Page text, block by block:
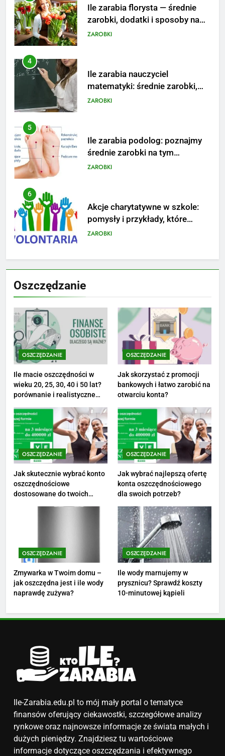
Ile zarabia nauczyciel
matematyki: średnie zarobki,
dodatki i perspektywy
ZAROBKI
5
Ile zarabia podolog: poznajmy
średnie zarobki na tym
stanowisku
ZAROBKI
6
Akcje charytatywne w szkole:
pomysły i przykłady, które
zainspirują
ZAROBKI
7
Jak przygotować się finansowo
na narodziny dziecka: ile to
kosztuje i jak zaplanować
PORADY
8
1
Ile zarabia striptizer: poznaj
aktualne stawki męskiego
striptizera
ZAROBKI
2
Ile zarabia psycholog szkolny:
poznaj średnie zarobki na tym
stanowisku
ZAROBKI
3
Ile zarabia florysta — średnie
zarobki, dodatki i sposoby na
podwyżkę
ZAROBKI
Ile zarabia nauczyciel
matematyki: średnie zarobki,
dodatki i perspektywy
ZAROBKI
5
średnie zarobki na tym
Akcje charytatywne w szkole:
pomysły i przykłady, które
ZAROBKI
7
Jak przygotować się finansowo
na narodziny dziecka: ile to
Oszczędzanie
OSZCZĘDZANIE
Ile macie oszczędności w
wieku 20, 25, 30, 40 i 50 lat?
porównanie i realistyczne
OSZCZĘDZANIE
Jak skorzystać z promocji
bankowych i łatwo zarobić na
otwarciu konta?
OSZCZĘDZANIE
Jak skutecznie wybrać konto
oszczędnościowe
dostosowane do twoich
OSZCZĘDZANIE
Jak wybrać najlepszą ofertę
konta oszczędnościowego
dla swoich potrzeb?
OSZCZĘDZANIE
Zmywarka w Twoim domu –
jak oszczędna jest i ile wody
naprawdę zużywa?
OSZCZĘDZANIE
Ile wody marnujemy w
prysznicu? Sprawdź koszty
10-minutowej kąpieli
Ile-Zarabia.edu.pl to mój mały portal o tematyce
finansów oferujący ciekawostki, szczegółowe analizy
rynkowe oraz najnowsze informacje ze świata małych i
dużych pieniędzy. Znajdziesz tu wartościowe
informacje dotyczące oszczędzania i efektywnego